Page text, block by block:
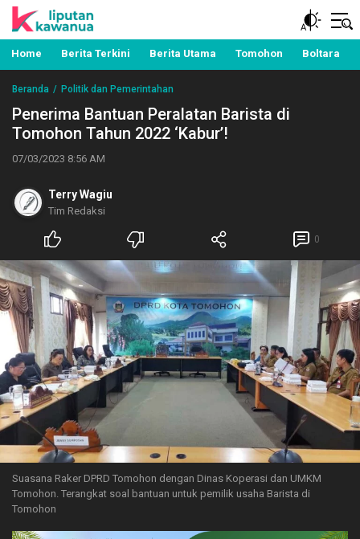
Liputan Kawanua
Berita Manado, Sulawesi Utara, Kawanua, Politik,
Pemerintahan, Hukum Kriminal dan Nasional
Home Berita Terkini Berita Utama Tomohon Boltara
Beranda Politik dan Pemerintahan
Penerima Bantuan Peralatan Barista di
Tomohon Tahun 2022 ‘Kabur’!
07/03/2023 8:56 AM
Terry Wagiu
Tim Redaksi
0
Suasana Raker DPRD Tomohon dengan Dinas Koperasi dan UMKM
Tomohon. Terangkat soal bantuan untuk pemilik usaha Barista di
Tomohon